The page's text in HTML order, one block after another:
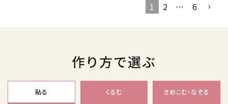
1
2 … 6
作り方で選ぶ
貼る くるむ きめこむ・なぞる